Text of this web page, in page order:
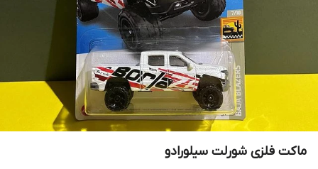
ماکت فلزی شورلت سیلورادو